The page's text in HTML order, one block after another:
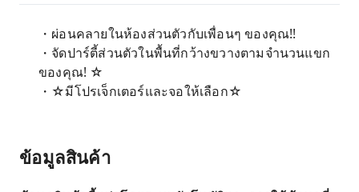
・ผ่อนคลายในห้องส่วนตัวกับเพื่อนๆ ของคุณ!!
・จัดปาร์ตี้ส่วนตัวในพื้นที่กว้างขวางตามจำนวนแขก
ของคุณ! ☆
・☆มีโปรเจ็กเตอร์และจอให้เลือก☆
ข้อมูลสินค้า